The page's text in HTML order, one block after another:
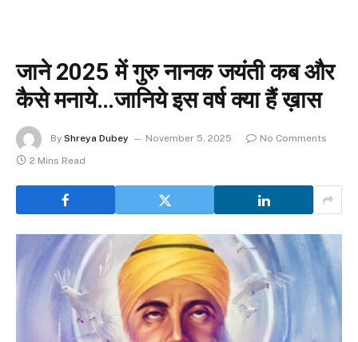
जाने 2025 में गुरु नानक जयंती कब और
कैसे मनाये…जानिये इस वर्ष क्या हैं ख़ास
By Shreya Dubey November 5, 2025
No Comments
2 Mins Read